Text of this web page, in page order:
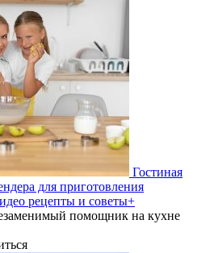
Гостиная
для приготовления
рецепты и советы+
помощник на кухне